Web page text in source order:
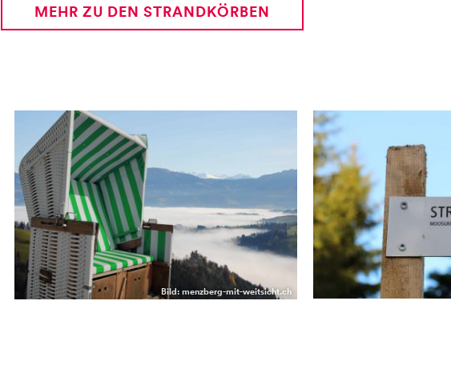
MEHR ZU DEN STRANDKÖRBEN
Bild: menzberg-mit-weitsicht.ch